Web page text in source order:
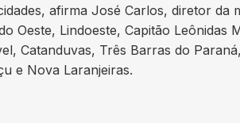
afirma José Carlos, diretor da
Oeste, Lindoeste, Capitão Leônidas
Catanduvas, Três Barras do
e Nova Laranjeiras.